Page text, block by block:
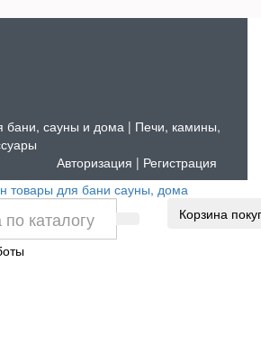
сауны и дома | Печи, камины,
Авторизация | Регистрация
Корзина